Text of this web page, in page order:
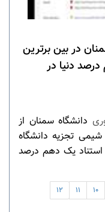
در بین برترین
دنیا در
دانشگاه سمنان از
تجزیه دانشگاه
یک دهم درصد
10
11
12